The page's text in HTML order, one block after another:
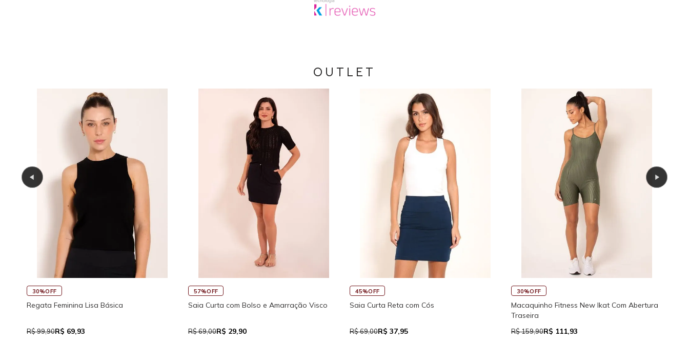
OUTLET
30%OFF
Regata Feminina Lisa Básica
R$ 99,90R$ 69,93
57%OFF
Saia Curta com Bolso e Amarração Visco
R$ 69,00R$ 29,90
45%OFF
Saia Curta Reta com Cós
R$ 69,00R$ 37,95
30%OFF
Macaquinho Fitness New Ikat Com Abertura
Traseira
R$ 159,90R$ 111,93